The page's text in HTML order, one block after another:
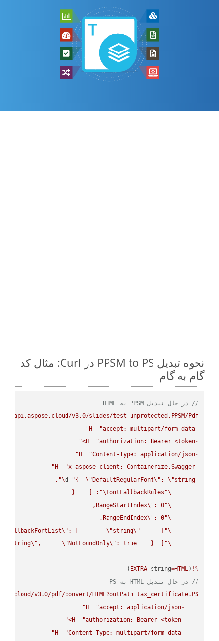
نحوه تبدیل PPSM to PS در Curl: مثال کد
گام به گام
// در حال تبدیل PPSM به HTML
api.aspose.cloud/v3.0/slides/test-unprotected.PPSM/Pdf"
-
H
"accept: multipart/form-data"
-
H
"authorization: Bearer <token>"
-
H
"Content-Type: application/json"
-
H
"x-aspose-client: Containerize.Swagger"
-
d "{ \" DefaultRegularFont\" : \"string
\"
\"
FontFallbackRules
\"
\"
RangeStartIndex\"
\"
RangeEndIndex\"
\"
FallbackFontList\" : [ \"string\"
\"
string\" , \" NotFoundOnly\" : true    }  ]}"
%!
(
EXTRA string=HTML
)
// در حال تبدیل HTML به PS
v3.0/pdf/convert/HTML?outPath=tax_certificate.PS"
-
H
"accept: application/json"
-
H
"authorization: Bearer <token>"
-
H
"Content-Type: multipart/form-data"